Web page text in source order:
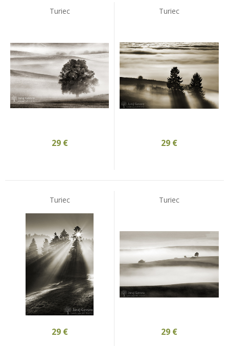
Turiec
29 €
Turiec
29 €
Turiec
29 €
Turiec
29 €